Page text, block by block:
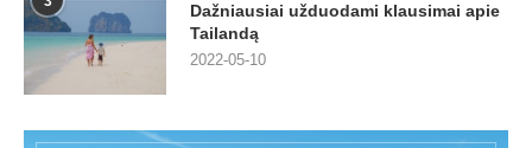
Dažniausiai užduodami klausimai apie
Tailandą
2022-05-10